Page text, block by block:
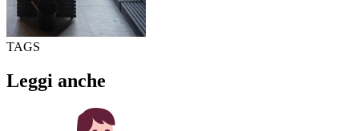
TAGS
Leggi anche